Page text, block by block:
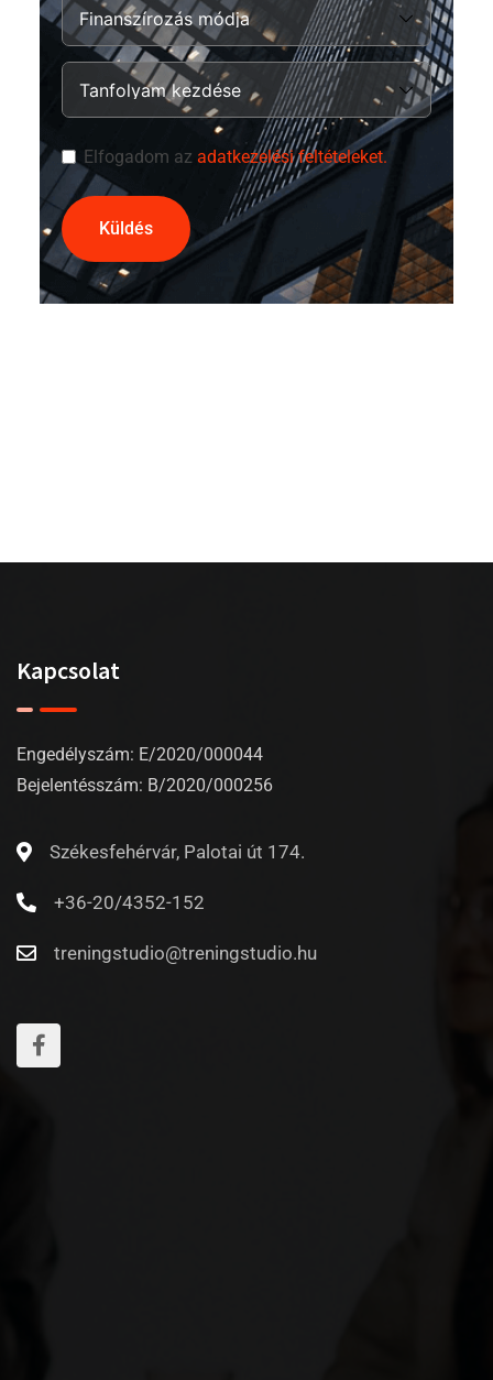
Elfogadom az adatkezelési feltételeket.
Küldés
Kapcsolat
Engedélyszám: E/2020/000044
Bejelentésszám: B/2020/000256
Székesfehérvár, Palotai út 174.
+36-20/4352-152
treningstudio@treningstudio.hu